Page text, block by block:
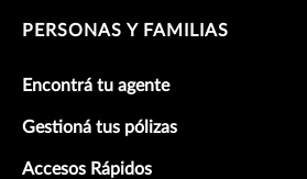
PERSONAS Y FAMILIAS
Encontrá tu agente
Gestioná tus pólizas
Accesos Rápidos